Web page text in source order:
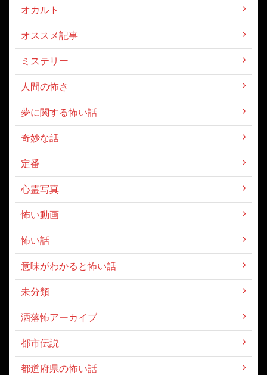
オカルト
オススメ記事
ミステリー
人間の怖さ
夢に関する怖い話
奇妙な話
定番
心霊写真
怖い動画
怖い話
意味がわかると怖い話
未分類
洒落怖アーカイブ
都市伝説
都道府県の怖い話